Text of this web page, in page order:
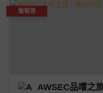
葡萄酒
AWSEC品嚐之